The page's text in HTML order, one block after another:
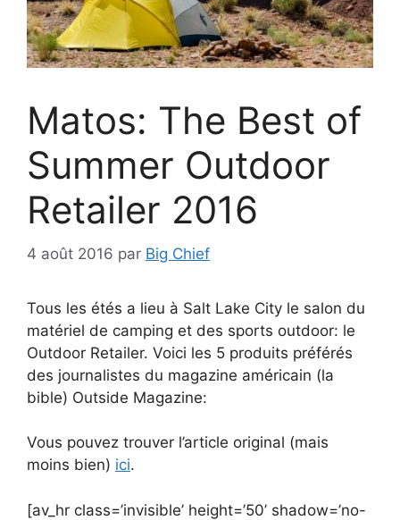
Matos: The Best of
Summer Outdoor
Retailer 2016
4 août 2016 par Big Chief
Tous les étés a lieu à Salt Lake City le salon du
matériel de camping et des sports outdoor: le
Outdoor Retailer. Voici les 5 produits préférés
des journalistes du magazine américain (la
bible) Outside Magazine:
Vous pouvez trouver l’article original (mais
moins bien) ici.
[av_hr class=’invisible’ height=’50’ shadow=’no-